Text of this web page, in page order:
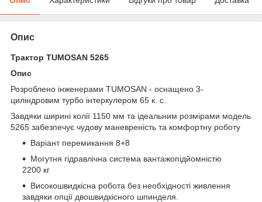
Опис
Трактор TUMOSAN 5265
Опис
Розроблено інженерами TUMOSAN - оснащено 3-
циліндровим турбо інтеркулером 65 к. с.
Завдяки ширині колії 1150 мм та ідеальним розмірами модель
5265 забезпечує чудову маневреність та комфортну роботу
Варіант перемикання 8+8
Могутня гідравлічна система вантажопідйомністю
2200 кг
Високошвидкісна робота без необхідності живлення
завдяки опції двошвидкісного шпинделя.